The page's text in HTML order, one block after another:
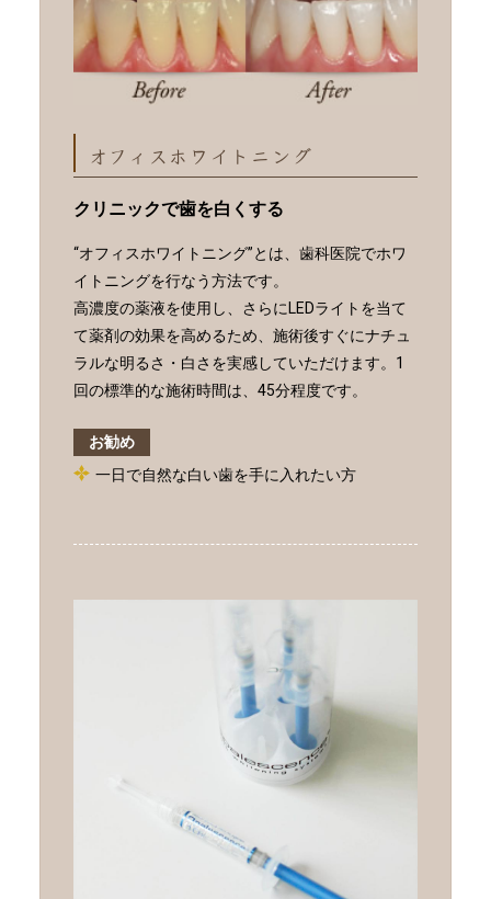
オフィスホワイトニング
クリニックで歯を白くする
“オフィスホワイトニング”とは、歯科医院でホワ
イトニングを行なう方法です。
高濃度の薬液を使用し、さらにLEDライトを当て
て薬剤の効果を高めるため、施術後すぐにナチュ
ラルな明るさ・白さを実感していただけます。1
回の標準的な施術時間は、45分程度です。
お勧め
一日で自然な白い歯を手に入れたい方